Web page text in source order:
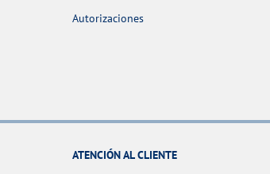
Autorizaciones
ATENCIÓN AL CLIENTE